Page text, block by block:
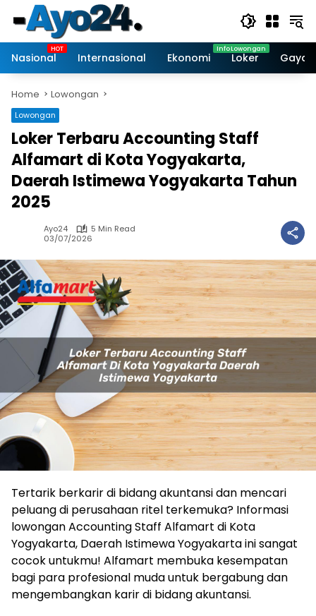
content
Nasional
Internasional Ekonomi Loker Gaya
Home Lowongan
Lowongan
Loker Terbaru Accounting Staff
Alfamart di Kota Yogyakarta,
Daerah Istimewa Yogyakarta Tahun
2025
Ayo24
5 Min Read
03/07/2026
Tertarik berkarir di bidang akuntansi dan mencari
peluang di perusahaan ritel terkemuka? Informasi
lowongan Accounting Staff Alfamart di Kota
Yogyakarta, Daerah Istimewa Yogyakarta ini sangat
cocok untukmu! Alfamart membuka kesempatan
bagi para profesional muda untuk bergabung dan
mengembangkan karir di bidang akuntansi.